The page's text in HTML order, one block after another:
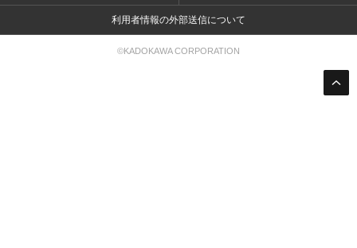
利用者情報の外部送信について
©KADOKAWA CORPORATION